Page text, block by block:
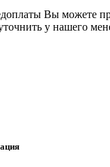
Вы можете
у нашего